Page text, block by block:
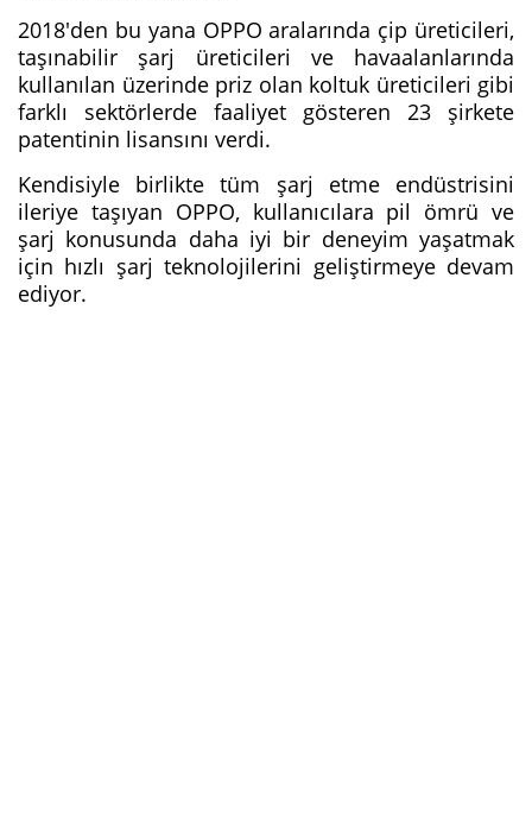
2018'den bu yana OPPO aralarında çip üreticileri,
taşınabilir şarj üreticileri ve havaalanlarında
kullanılan üzerinde priz olan koltuk üreticileri gibi
farklı sektörlerde faaliyet gösteren 23 şirkete
patentinin lisansını verdi.
Kendisiyle birlikte tüm şarj etme endüstrisini
ileriye taşıyan OPPO, kullanıcılara pil ömrü ve
şarj konusunda daha iyi bir deneyim yaşatmak
için hızlı şarj teknolojilerini geliştirmeye devam
ediyor.